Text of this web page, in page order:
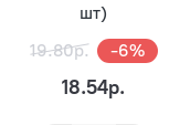
шт)
19.80р.
-6%
18.54р.